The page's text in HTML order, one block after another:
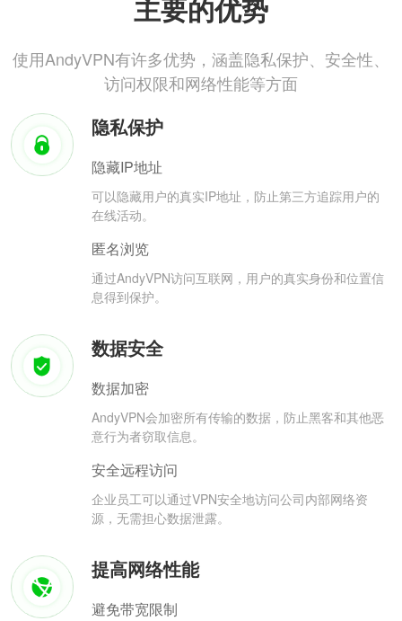
主要的优势
使用AndyVPN有许多优势，涵盖隐私保护、安全性、
访问权限和网络性能等方面
隐私保护
隐藏IP地址
可以隐藏用户的真实IP地址，防止第三方追踪用户的
在线活动。
匿名浏览
通过AndyVPN访问互联网，用户的真实身份和位置信
息得到保护。
数据安全
数据加密
AndyVPN会加密所有传输的数据，防止黑客和其他恶
意行为者窃取信息。
安全远程访问
企业员工可以通过VPN安全地访问公司内部网络资
源，无需担心数据泄露。
提高网络性能
避免带宽限制